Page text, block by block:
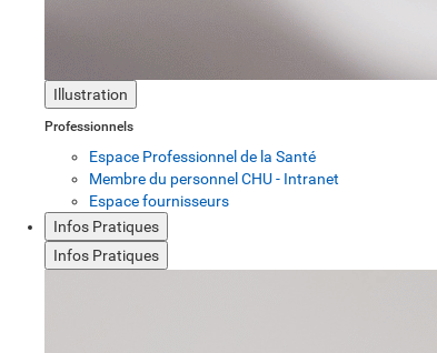
Illustration
Professionnels
Espace Professionnel de la Santé
Membre du personnel CHU - Intranet
Espace fournisseurs
Infos Pratiques
Infos Pratiques